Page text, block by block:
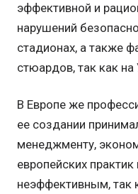
эффективной и
нарушений
стадионах, а также
стюардов, так как
В Европе же
ее создании
менеджменту,
европейских
неэффективным, так